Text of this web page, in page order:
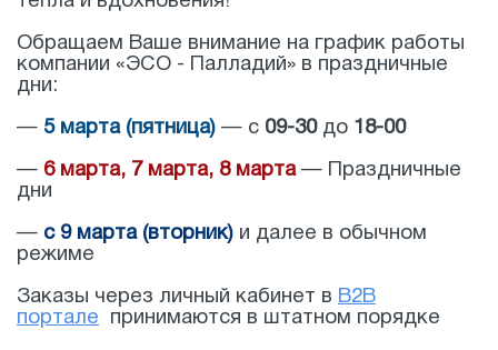
Обращаем Ваше внимание на график работы
компании «ЭСО - Палладий» в праздничные
дни:
— 5 марта (пятница) — с 09-30до 18-00
— 6 марта, 7 марта, 8 марта— Праздничные
дни
— с 9 марта (вторник) и далее в обычном
режиме
Заказы через личный кабинет в B2B
портале принимаются в штатном порядке